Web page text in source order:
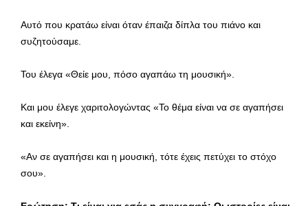
Αυτό που κρατάω είναι όταν έπαιζα δίπλα του πιάνο και
συζητούσαμε.
Του έλεγα «Θείε μου, πόσο αγαπάω τη μουσική».
Και μου έλεγε χαριτολογώντας «Το θέμα είναι να σε αγαπήσει
και εκείνη».
«Αν σε αγαπήσει και η μουσική, τότε έχεις πετύχει το στόχο
σου».